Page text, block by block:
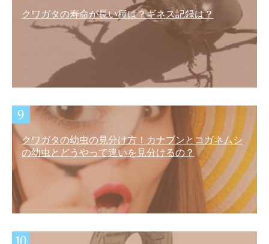
クワガタの寿命が長い種は？ギネス記録は？
クワガタの幼虫の見分け方！カナブンとコガネムシ
の幼虫とどうやって違いを見分けるの？